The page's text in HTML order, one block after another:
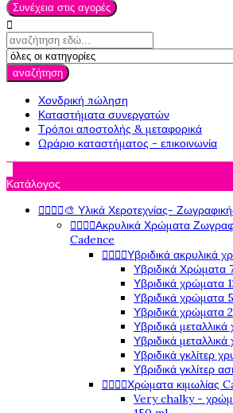
Συνέχεια στις αγορές

αναζήτηση
Χονδρική πώληση
Καταστήματα συνεργατών
Τρόποι αποστολής & μεταφορικά
Ωράριο καταστήματος - επικοινωνία
Κατάλογος
🎨 Υλικά Χεροτεχνίας-
Ακρυλικά Χρώματα
Cadence
Υβριδικά ακρυλικά
Υβριδικά Χρώματα
Υβριδικά χρώματα
Υβριδικά χρώματα
Υβριδικά χρώματα
Υβριδικά
Υβριδικά
Υβριδικά γκλίτερ
Υβριδικά γκλίτερ
Χρώματα κιμωλίας
Very chalky -